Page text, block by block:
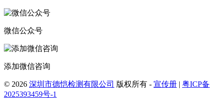
微信公众号
添加微信咨询
© 2026 深圳市德恺检测有限公司 版权所有 - 宣传册
粤ICP备
2025393459号-1